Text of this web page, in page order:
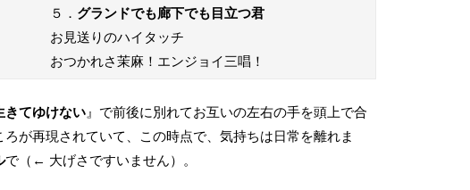
５． グランドでも廊下でも目立つ君
お見送りのハイタッチ
おつかれさ茉麻！エンジョイ三唱！
きてゆけない』で前後に別れてお互いの左右の手を頭上で合
が再現されていて、この時点で、気持ちは日常を離れま
で（← 大げさですいません）。